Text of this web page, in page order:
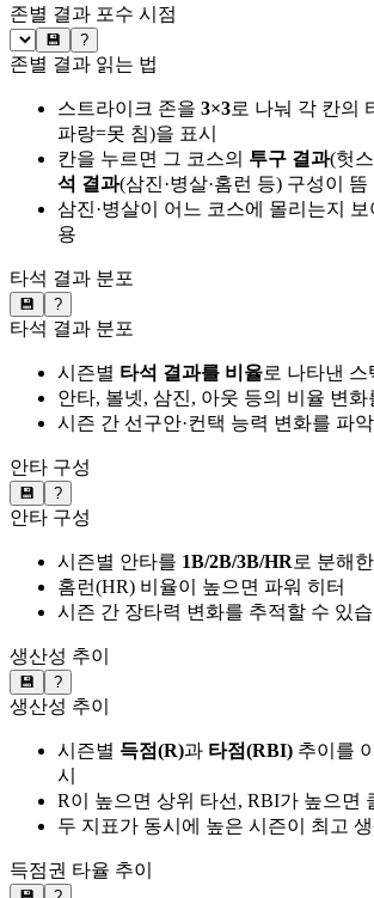
존별 결과 포수 시점
💾 ?
존별 결과 읽는 법
스트라이크 존을 3×3로 나눠 각 칸의
파랑=못 침)을 표시
칸을 누르면 그 코스의 투구 결과(헛
석 결과(삼진·병살·홈런 등) 구성이 뜸
삼진·병살이 어느 코스에 몰리는지
용
타석 결과 분포
💾 ?
타석 결과 분포
시즌별 타석 결과를 비율로 나타낸 스
안타, 볼넷, 삼진, 아웃 등의 비율 변화
시즌 간 선구안·컨택 능력 변화를 파
안타 구성
💾 ?
안타 구성
시즌별 안타를 1B/2B/3B/HR로 분해
홈런(HR) 비율이 높으면 파워 히터
시즌 간 장타력 변화를 추적할 수 있
생산성 추이
💾 ?
생산성 추이
시즌별 득점(R)과 타점(RBI) 추이를
시
R이 높으면 상위 타선, RBI가 높으면
두 지표가 동시에 높은 시즌이 최고
득점권 타율 추이